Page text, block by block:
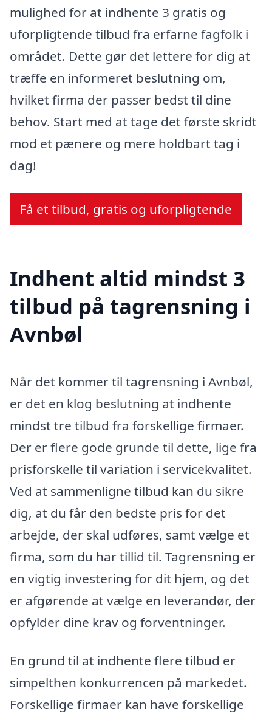
mulighed for at indhente 3 gratis og
uforpligtende tilbud fra erfarne fagfolk i
området. Dette gør det lettere for dig at
træffe en informeret beslutning om,
hvilket firma der passer bedst til dine
behov. Start med at tage det første skridt
mod et pænere og mere holdbart tag i
dag!
Få et tilbud, gratis og uforpligtende
Indhent altid mindst 3
tilbud på tagrensning i
Avnbøl
Når det kommer til tagrensning i Avnbøl,
er det en klog beslutning at indhente
mindst tre tilbud fra forskellige firmaer.
Der er flere gode grunde til dette, lige fra
prisforskelle til variation i servicekvalitet.
Ved at sammenligne tilbud kan du sikre
dig, at du får den bedste pris for det
arbejde, der skal udføres, samt vælge et
firma, som du har tillid til. Tagrensning er
en vigtig investering for dit hjem, og det
er afgørende at vælge en leverandør, der
opfylder dine krav og forventninger.
En grund til at indhente flere tilbud er
simpelthen konkurrencen på markedet.
Forskellige firmaer kan have forskellige